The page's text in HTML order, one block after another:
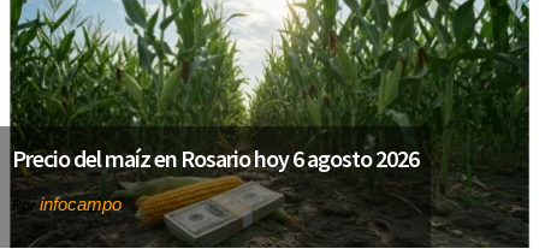
Precio del maíz en Rosario hoy 6 agosto 2026
Porinfocampo